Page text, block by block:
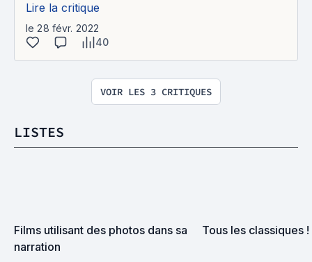
Lire la critique
le 28 févr. 2022
40
VOIR LES 3 CRITIQUES
LISTES
Films utilisant des photos dans sa
narration
Tous les classiques !